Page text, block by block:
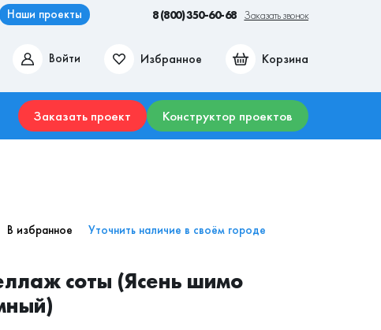
Наши проекты 8 (800) 350-60-68 Заказать звонок
Войти Избранное Корзина
места Гостиные Прихожие Столы
Заказать проект Конструктор проектов
В избранное Уточнить наличие в своём городе
соты (Ясень шимо